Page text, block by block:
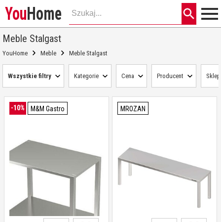
YouHome
Meble Stalgast
YouHome Meble Meble Stalgast
Wszystkie filtry Kategorie Cena Producent Sklep
-10% M&M Gastro MROZAN